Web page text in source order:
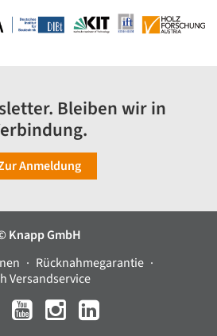
Bleiben wir in
Anmeldung
Knapp GmbH
Rücknahmegarantie
Versandservice